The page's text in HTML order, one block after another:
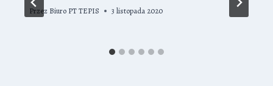
Przez Biuro PT TEPIS 3 listopada 2020